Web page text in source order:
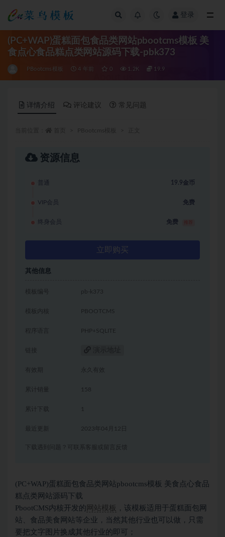
登录
(PC+WAP)蛋糕面包食品类网站pbootcms模板 美
食点心食品糕点类网站源码下载-pbk373
PBootcms模板 4 年前 0 1.2K 19.9
详情介绍 评论建议 常见问题
资源信息
普通 19.9金币
VIP会员 免费
终身会员 免费
立即购买
其他信息
模板编号 pb-k373
模板内核 PBOOTCMS
程序语言 PHP+SQLITE
链接
有效期 永久有效
累计销量 158
累计下载 1
2023年04月12日
下载遇到问题？可联系客服或留言反馈
(PC+WAP)蛋糕面包食品类网站pbootcms模板 美食点心食品
糕点类网站源码下载
PbootCMS内核开发的 网站模板
，该模板适用于蛋糕面包网
站、食品美食网站等企业，当然其他行业也可以做，只需
要把文字图片换成其他行业的即可；